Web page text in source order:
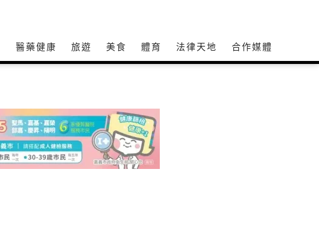
醫藥健康 旅遊 美食 體育 法律天地 合作媒體